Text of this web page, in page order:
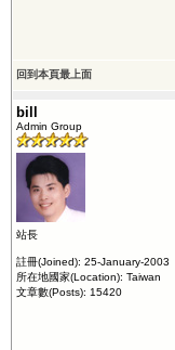
回到本頁最上面
bill
Admin Group
站長
註冊(Joined): 25-January-2003
所在地國家(Location): Taiwan
文章數(Posts): 15420